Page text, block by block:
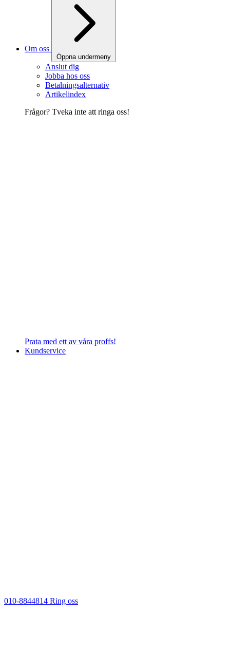
Om oss
Öppna undermeny
Anslut dig
Jobba hos oss
Betalningsalternativ
Artikelindex
Frågor? Tveka inte att ringa oss!
Prata med ett av våra proffs!
Kundservice
010-8844814 Ring oss